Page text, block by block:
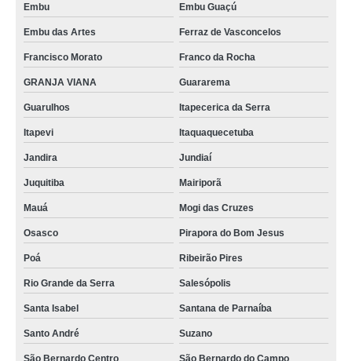
Embu Embu Guaçú
Embu das Artes Ferraz de Vasconcelos
Francisco Morato Franco da Rocha
GRANJA VIANA Guararema
Guarulhos Itapecerica da Serra
Itapevi Itaquaquecetuba
Jandira Jundiaí
Juquitiba Mairiporã
Mauá Mogi das Cruzes
Osasco Pirapora do Bom Jesus
Poá Ribeirão Pires
Rio Grande da Serra Salesópolis
Santa Isabel Santana de Parnaíba
Santo André Suzano
São Bernardo Centro São Bernardo do Campo